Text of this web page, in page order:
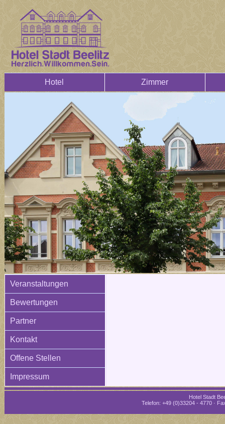
Hotel Zimmer
Veranstaltungen
Bewertungen
Partner
Kontakt
Offene Stellen
Impressum
Hotel Stadt
Telefon: +49 (0)33204 - 4770 ·